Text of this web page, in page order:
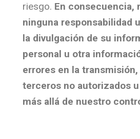
riesgo. En consecuencia,
ninguna responsabilidad
la divulgación de su
personal u otra
errores en la
terceros no autorizados
más allá de nuestro